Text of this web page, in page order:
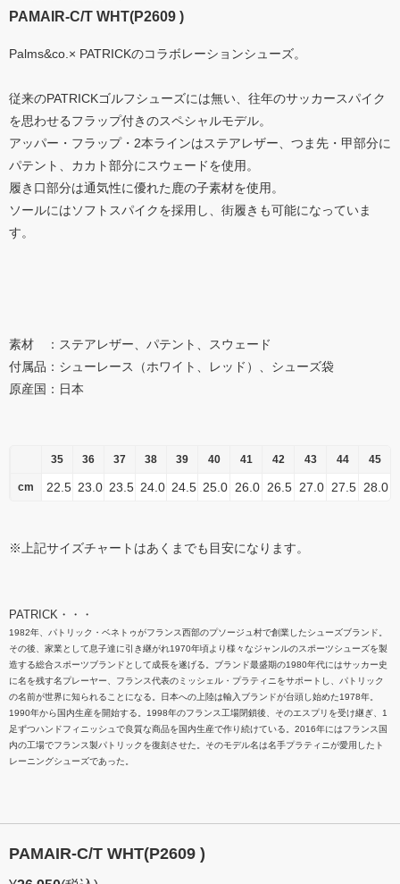
PAMAIR-C/T WHT(P2609 )
Palms&co.× PATRICKのコラボレーションシューズ。
従来のPATRICKゴルフシューズには無い、往年のサッカースパイク
を思わせるフラップ付きのスペシャルモデル。
アッパー・フラップ・2本ラインはステアレザー、つま先・甲部分に
パテント、カカト部分にスウェードを使用。
履き口部分は通気性に優れた鹿の子素材を使用。
ソールにはソフトスパイクを採用し、街履きも可能になっていま
す。
素材 ：ステアレザー、パテント、スウェード
付属品：シューレース（ホワイト、レッド）、シューズ袋
原産国：日本
35 36 37 38 39 40 41 42 43 44 45
cm 22.5 23.0 23.5 24.0 24.5 25.0 26.0 26.5 27.0 27.5 28.0
※上記サイズチャートはあくまでも目安になります。
PATRICK・・・
1982年、パトリック・ベネトゥがフランス西部のプソージュ村で創業したシューズブランド。
その後、家業として息子達に引き継がれ1970年頃より様々なジャンルのスポーツシューズを製
造する総合スポーツブランドとして成長を遂げる。ブランド最盛期の1980年代にはサッカー史
に名を残す名プレーヤー、フランス代表のミッシェル・プラティニをサポートし、パトリック
の名前が世界に知られることになる。日本への上陸は輸入ブランドが台頭し始めた1978年。
1990年から国内生産を開始する。1998年のフランス工場閉鎖後、そのエスプリを受け継ぎ、1
足ずつハンドフィニッシュで良質な商品を国内生産で作り続けている。2016年にはフランス国
内の工場でフランス製パトリックを復刻させた。そのモデル名は名手プラティニが愛用したト
レーニングシューズであった。
PAMAIR-C/T WHT(P2609 )